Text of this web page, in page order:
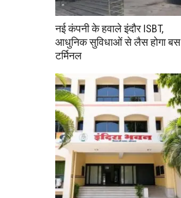
नई कंपनी के हवाले इंदौर ISBT,
आधुनिक सुविधाओं से लैस होगा बस
टर्मिनल